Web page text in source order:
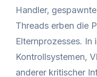
Handler,
Threads erben die
Elternprozesses. In
Kontrollsystemen,
anderer kritischer